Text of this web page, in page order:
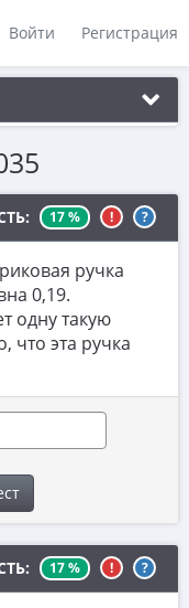
Войти Регистрация
17 % ! ?
ручка
0,19.
одну такую
что эта ручка
17 % ! ?